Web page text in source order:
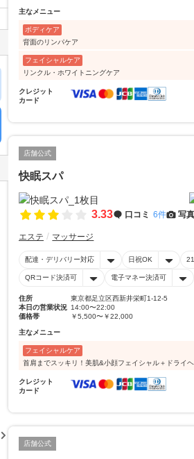
主なメニュー
ボディケア
背面のリンパケア
フェイシャルケア
リンクル・ホワイトニングケア
クレジット
カード
店舗公式
快眠スパ
3.33 口コミ 6件 写真
エステ マッサージ
配達・デリバリー対応 日祝OK
QRコード決済可 電子マネー決済可
住所
東京都足立区西新井栄町1-12-5
本日の営業状況 14:00〜22:00
価格帯
￥5,500〜￥22,000
主なメニュー
フェイシャルケア
首肩までスッキリ！美肌&小顔フェイシャル＋ドライ
クレジット
カード
店舗公式